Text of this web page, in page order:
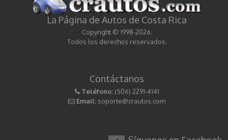
La Página de Autos de Costa Rica
Copyright © 1998-2026.
Todos los derechos reservados.
Contáctanos
Teléfono: (506) 2291-4141
Email: soporte@crautos.com